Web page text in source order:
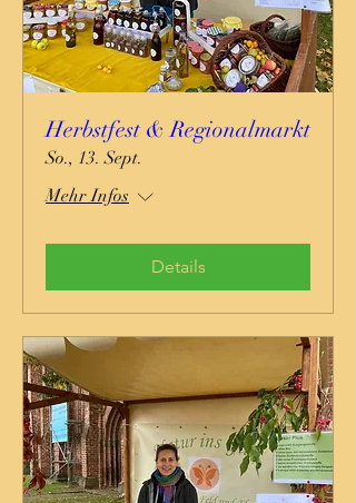
Herbstfest & Regionalmarkt
So., 13. Sept.
Mehr Infos
Details